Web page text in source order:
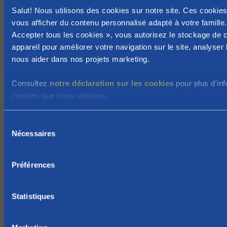
Salut! Nous utilisons des cookies sur notre site. Ces
vous afficher du contenu personnalisé adapté à votre
Accepter tous les cookies », vous autorisez le stockage de
appareil pour améliorer votre navigation sur le site, analyser
nous aider dans nos projets marketing.
Consultez notre déclaration sur les cookies pour plus
cookies que nous utilisons.
Nécessaires
Préférences
Statistiques
a
e
,
l
l
e
e
t
o